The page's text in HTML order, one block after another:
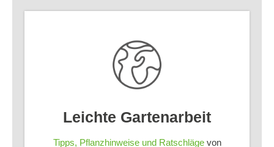
Leichte Gartenarbeit
Tipps, Pflanzhinweise und Ratschlägevon